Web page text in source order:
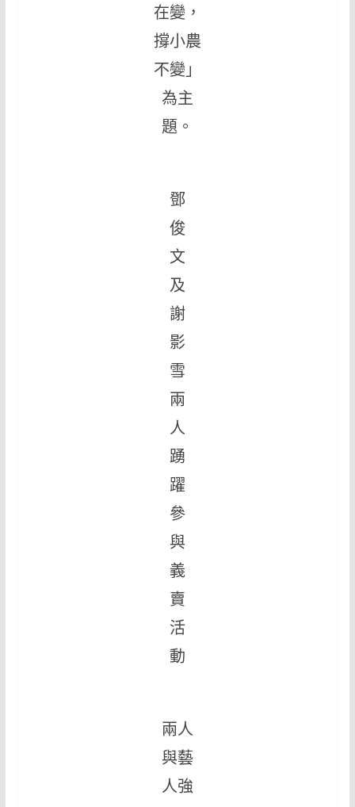
在變，
撐小農
不變」
為主
題。
鄧
俊
文
及
謝
影
雪
兩
人
踴
躍
參
與
義
賣
活
動
兩人
與藝
人強